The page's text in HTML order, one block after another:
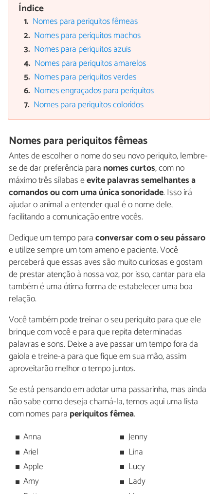
Índice
Nomes para periquitos fêmeas
Nomes para periquitos machos
Nomes para periquitos azuis
Nomes para periquitos amarelos
Nomes para periquitos verdes
Nomes engraçados para periquitos
Nomes para periquitos coloridos
Nomes para periquitos fêmeas
Antes de escolher o nome do seu novo periquito, lembre-
se de dar preferência para nomes curtos, com no
máximo três sílabas eevite palavras semelhantes a
comandos ou com uma única sonoridade. Isso irá
ajudar o animal a entender qual é o nome dele,
facilitando a comunicação entre vocês.
Dedique um tempo paraconversar com o seu pássaro
e utilize sempre um tom ameno e paciente. Você
perceberá que essas aves são muito curiosas e gostam
de prestar atenção à nossa voz, por isso, cantar para ela
também é uma ótima forma de estabelecer uma boa
relação.
Você também pode treinar o seu periquito para que ele
brinque com você e para que repita determinadas
palavras e sons. Deixe a ave passar um tempo fora da
gaiola e treine-a para que fique em sua mão, assim
aproveitarão melhor o tempo juntos.
Se está pensando em adotar uma passarinha, mas ainda
não sabe como deseja chamá-la, temos aqui uma lista
com nomes para periquitos fêmea.
Anna
Ariel
Apple
Amy
Jenny
Lina
Lucy
Lady